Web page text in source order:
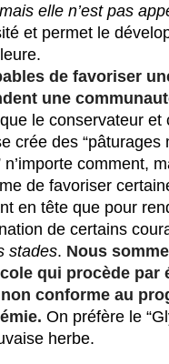
elle n’est pas
et permet le
de favoriser
une
le conservateur et
crée des “pâturages
n’importe comment,
de favoriser
en tête que pour
stades. Nous
qui procède
conforme au
On préfère le
herbe.